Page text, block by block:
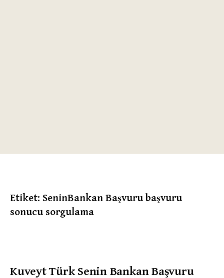
Etiket: SeninBankan Başvuru başvuru
sonucu sorgulama
Kuveyt Türk Senin Bankan Başvuru